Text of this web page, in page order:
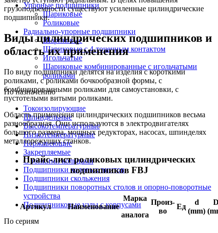
Упорные подшипники
Шариковые
Роликовые
Радиально-упорные подшипники
Шариковые
Шариковые с 4-точечным контактом
Игольчатые
Шариковые комбинированные с игольчатыми
роликами
По назначению
Токоизолирующие
Шпиндельные
Высокотемпературные
Низкотемпературные
Нержавеющие
Закрепляемые
С тонкими кольцами
Подшипники ходовых винтов
Подшипники скольжения
Подшипники поворотных столов и опорно-поворотные
устройства
Подшипниковые узлы с корпусами
По сериям
грузоподъемности существуют усиленные цилиндрические
подшипники.
Виды цилиндрических подшипников и
область их применения
По виду подшипники делятся на изделия с короткими
роликами, с роликами бочкообразной формы, с
бомбинированными роликами для самоустановки, с
пустотелыми витыми роликами.
Область применения цилиндрических подшипников весьма
разнообразная. Они используются в электродвигателях
большого размера, мощных редукторах, насосах, шпинделях
металлорежущих станков.
Прайс-лист роликовых цилиндрических
подшипников FBJ
Артикул Наименование
Марка
аналога
Произ-
во
Ед
d
(mm)